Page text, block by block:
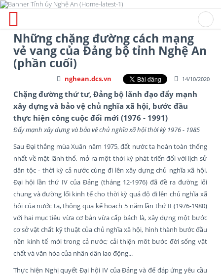
Những chặng đường cách mạng
vẻ vang của Đảng bộ tỉnh Nghệ An
(phần cuối)
14/10/2020
nghean.dcs.vn
Chặng đường thứ tư, Đảng bộ lãnh đạo đẩy mạnh
xây dựng và bảo vệ chủ nghĩa xã hội, bước đầu
thực hiện công cuộc đổi mới (1976 - 1991)
Đẩy mạnh xây dựng và bảo vệ chủ nghĩa xã hội thời kỳ 1976 - 1985
Sau Đại thắng mùa Xuân năm 1975, đất nước ta hoàn toàn thống
nhất về mặt lãnh thổ, mở ra một thời kỳ phát triển đối với lịch sử
dân tộc - thời kỳ cả nước cùng đi lên xây dựng chủ nghĩa xã hội.
Đại hội lần thứ IV của Đảng (tháng 12-1976) đã đề ra đường lối
chung và đường lối kinh tế cho thời kỳ quá độ đi lên chủ nghĩa xã
hội của nước ta, thông qua kế hoạch 5 năm lần thứ II (1976-1980)
với hai mục tiêu vừa cơ bản vừa cấp bách là, xây dựng một bước
cơ sở vật chất kỹ thuật của chủ nghĩa xã hội, hình thành bước đầu
nền kinh tế mới trong cả nước; cải thiện môt bước đời sống vật
chất và văn hóa của nhân dân lao động...
Thực hiện Nghị quyết Đại hội IV của Đảng và để đáp ứng yêu cầu